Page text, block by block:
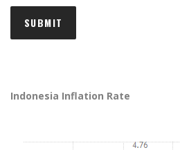
Indonesia Inflation Rate